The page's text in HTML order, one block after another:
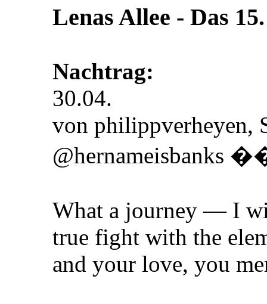
Lenas Allee ‐ Das
Nachtrag:
30.04.
von philippverheyen,
@hernameisbanks
What a journey — I
true fight with the
and your love, you